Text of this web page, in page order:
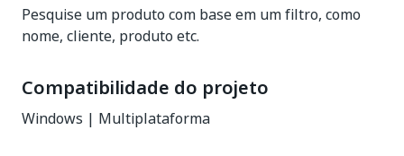
Pesquise um produto com base em um filtro, como
nome, cliente, produto etc.
Compatibilidade do projeto
Windows | Multiplataforma